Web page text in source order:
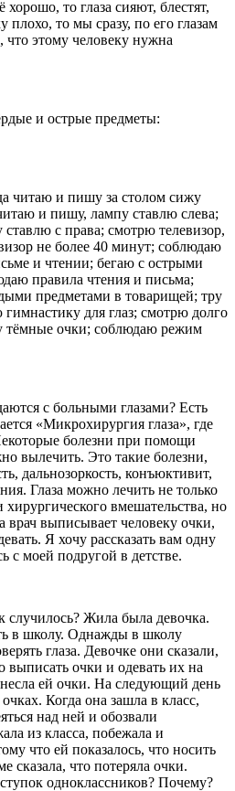
то глаза сияют, блестят,
плохо, то мы сразу, по его глазам
что этому человеку нужна
и острые предметы:
читаю и пишу за столом сижу
и пишу, лампу ставлю слева;
с права; смотрю телевизор,
не более 40 минут; соблюдаю
и чтении; бегаю с острыми
правила чтения и письма;
предметами в товарищей; тру
гимнастику для глаз; смотрю долго
тёмные очки; соблюдаю режим
с больными глазами? Есть
«Микрохирургия глаза», где
болезни при помощи
вылечить. Это такие болезни,
дальнозоркость, конъюктивит,
Глаза можно лечить не только
вмешательства, но
выписывает человеку очки,
Я хочу рассказать вам одну
с моей подругой в детстве.
случилось? Жила была девочка.
в школу. Однажды в школу
глаза. Девочке они сказали,
выписать очки и одевать их на
ей очки. На следующий день
Когда она зашла в класс,
над ней и обозвали
из класса, побежала и
что ей показалось, что носить
сказала, что потеряла очки.
одноклассников? Почему?